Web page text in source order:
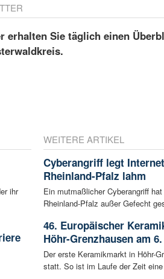
erhalten Sie täglich einen
ihr
WEITERE ARTIKEL
Cyberangriff legt
Rheinland-Pfalz lahm
Ein mutmaßlicher Cyberangriff
Rheinland-Pfalz außer Gefecht
46. Europäischer
Höhr-Grenzhausen am
Der erste Keramikmarkt in Höhr-
statt. So ist im Laufe der Zeit